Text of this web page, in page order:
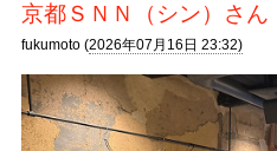
京都ＳＮＮ（シン）さん
fukumoto (2026年07月16日 23:32)